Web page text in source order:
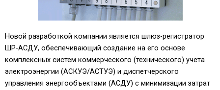
Новой разработкой компании является шлюз-регистратор
ШР-АСДУ, обеспечивающий создание на его основе
комплексных систем коммерческого (технического) учета
электроэнергии (АСКУЭ/АСТУЭ) и диспетчерского
управления энергообъектами (АСДУ) с минимизации затрат